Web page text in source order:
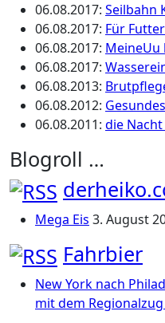
06.08.2017: Seilbahn
06.08.2017: Für
06.08.2017: MeineUu
06.08.2017:
06.08.2013:
06.08.2012:
06.08.2011: die
Blogroll …
Mega Eis 3. August
Fahrbier
New York nach
mit dem